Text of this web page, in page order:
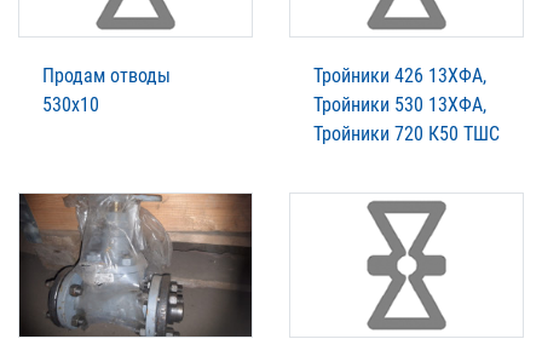
Продам отводы
530х10
Тройники 426 13ХФА,
Тройники 530 13ХФА,
Тройники 720 К50 ТШС